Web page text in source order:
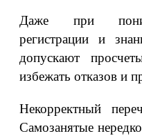
Даже при
регистрации и
допускают
избежать отказов и
Некорректный
Самозанятые